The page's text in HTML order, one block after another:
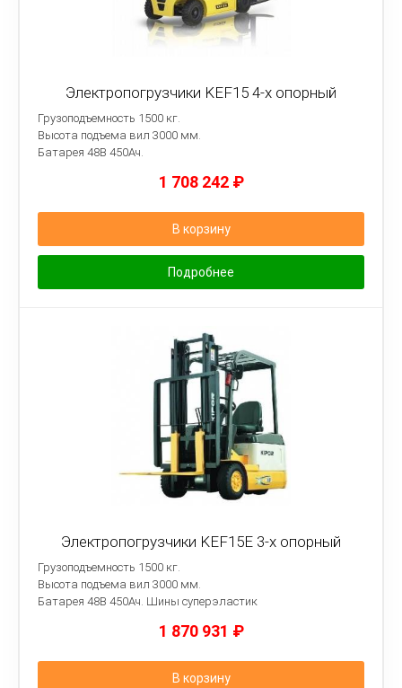
Электропогрузчики KEF15 4-х опорный
Грузоподъемность 1500 кг.
Высота подъема вил 3000 мм.
Батарея 48B 450Ач.
1 708 242 ₽
В корзину
Подробнее
Электропогрузчики KEF15E 3-х опорный
Грузоподъемность 1500 кг.
Высота подъема вил 3000 мм.
Батарея 48B 450Ач. Шины суперэластик
1 870 931 ₽
В корзину